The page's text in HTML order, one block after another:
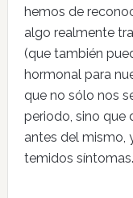
hemos de
algo realmente
(que también
hormonal para
que no sólo nos
periodo, sino que
antes del mismo,
temidos